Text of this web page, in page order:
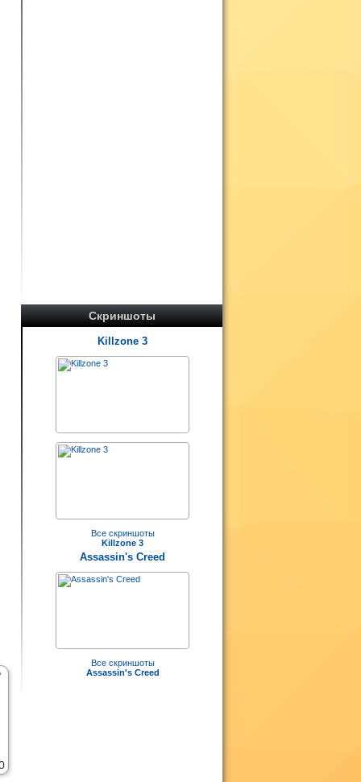
Скриншоты
Killzone 3
Все скриншоты
Killzone 3
Assassin's Creed
Все скриншоты
Assassin's Creed